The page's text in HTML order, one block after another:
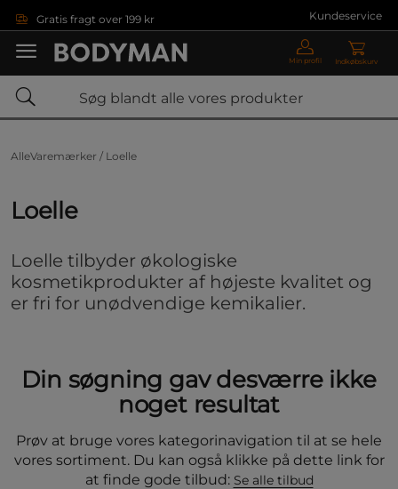
Gratis fragt over 199 kr Kundeservice
Min profil Indkøbskurv
AlleVaremærker / Loelle
Loelle
Loelle tilbyder økologiske
kosmetikprodukter af højeste kvalitet og
er fri for unødvendige kemikalier.
Din søgning gav desværre ikke
noget resultat
Prøv at bruge vores kategorinavigation til at se hele
vores sortiment. Du kan også klikke på dette link for
at finde gode tilbud: Se alle tilbud